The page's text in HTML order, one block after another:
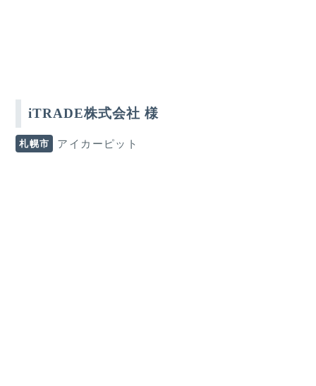
iTRADE株式会社 様
札幌市 アイカーピット